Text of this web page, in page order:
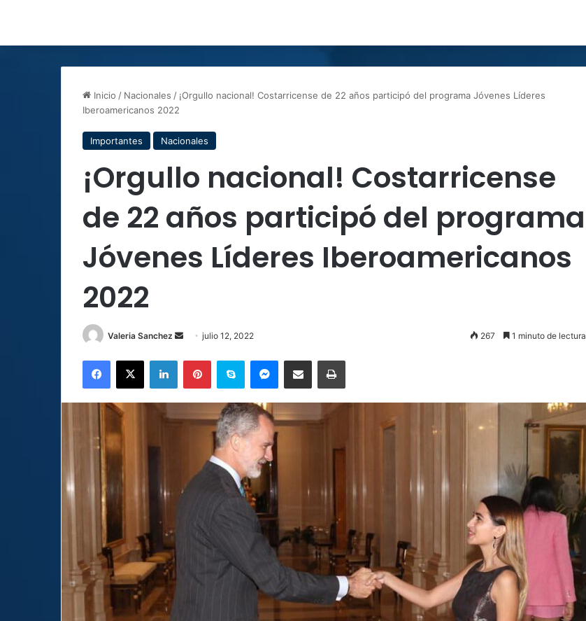
Inicio / Nacionales / ¡Orgullo nacional! Costarricense de 22 años participó del programa Jóvenes Líderes
Iberoamericanos 2022
Importantes Nacionales
¡Orgullo nacional! Costarricense
de 22 años participó del programa
Jóvenes Líderes Iberoamericanos
2022
Valeria Sanchez
Send
email
julio 12, 2022 267 1 minuto de lectura
Facebook
X LinkedInPinterestSkype MessengerCompartir por correo electrónicoImprimir